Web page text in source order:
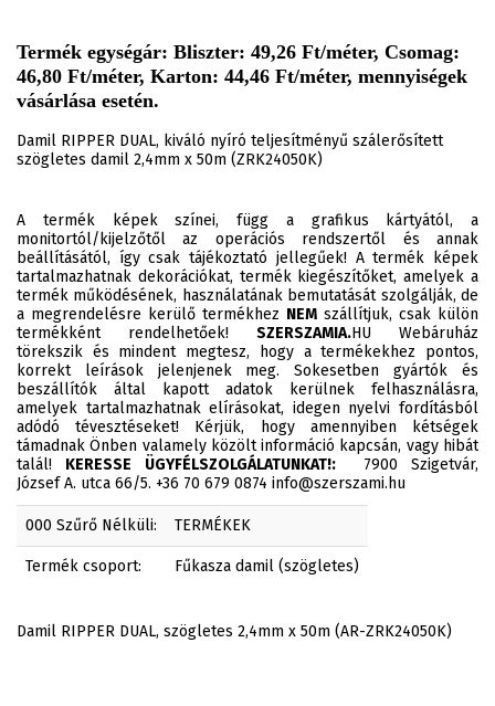
Termék egységár: Bliszter: 49,26 Ft/méter, Csomag:
46,80 Ft/méter, Karton: 44,46 Ft/méter, mennyiségek
vásárlása esetén.
Damil RIPPER DUAL, kiváló nyíró teljesítményű szálerősített
szögletes damil 2,4mm x 50m (ZRK24050K)
A termék képek színei, függ a grafikus kártyától, a
monitortól/kijelzőtől az operációs rendszertől és annak
beállításától, így csak tájékoztató jellegűek! A termék képek
tartalmazhatnak dekorációkat, termék kiegészítőket, amelyek a
termék működésének, használatának bemutatását szolgálják, de
a megrendelésre kerülő termékhez NEM szállítjuk, csak külön
termékként rendelhetőek! SZERSZAMIA.HU Webáruház
törekszik és mindent megtesz, hogy a termékekhez pontos,
korrekt leírások jelenjenek meg. Sokesetben gyártók és
beszállítók által kapott adatok kerülnek felhasználásra,
amelyek tartalmazhatnak elírásokat, idegen nyelvi fordításból
adódó tévesztéseket! Kérjük, hogy amennyiben kétségek
támadnak Önben valamely közölt információ kapcsán, vagy hibát
talál! KERESSE ÜGYFÉLSZOLGÁLATUNKAT!:7900 Szigetvár,
József A. utca 66/5. +36 70 679 0874 info@szerszami.hu
000 Szűrő Nélküli: TERMÉKEK
Termék csoport: Fűkasza damil (szögletes)
Damil RIPPER DUAL, szögletes 2,4mm x 50m (AR-ZRK24050K)